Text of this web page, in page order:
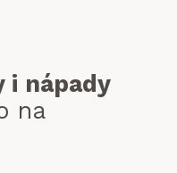
i nápady
na